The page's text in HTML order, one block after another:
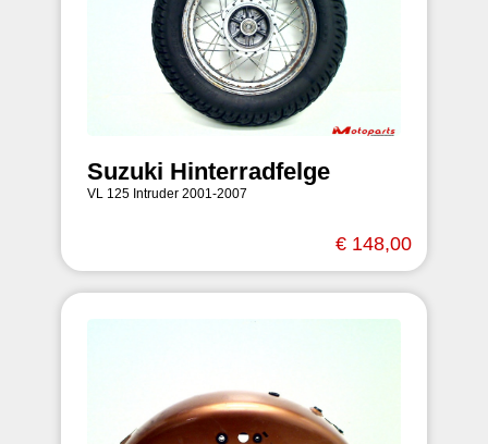
Suzuki Hinterradfelge
VL 125 Intruder 2001-2007
€ 148,00